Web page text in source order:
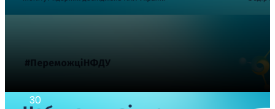
30